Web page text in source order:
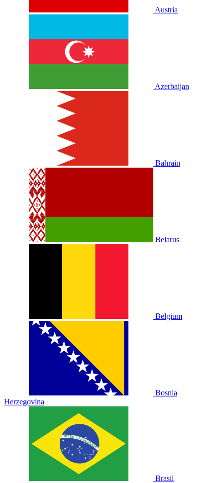
Austria
Azerbaijan
Bahrain
Belarus
Belgium
Bosnia
Herzegovina
Brasil